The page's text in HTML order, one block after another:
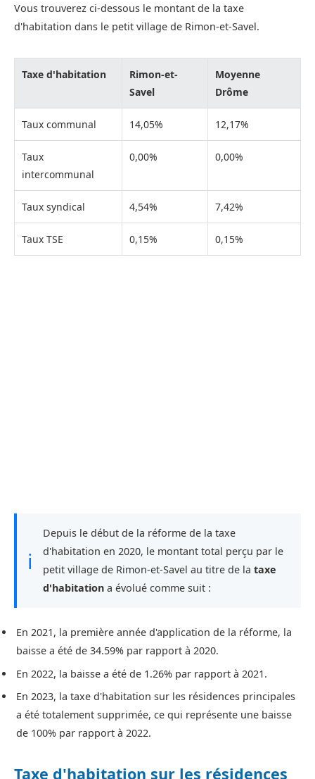
Vous trouverez ci-dessous le montant de la taxe
d'habitation dans le petit village de Rimon-et-Savel.
Taxe d'habitation
Rimon-et-
Savel
Moyenne
Drôme
Taux communal 14,05% 12,17%
Taux
intercommunal
0,00% 0,00%
Taux syndical 4,54% 7,42%
Taux TSE 0,15% 0,15%
ℹ
Depuis le début de la réforme de la taxe
d'habitation en 2020, le montant total perçu par le
petit village de Rimon-et-Savel au titre de la taxe
d'habitation a évolué comme suit :
En 2021, la première année d'application de la réforme, la
baisse a été de 34.59% par rapport à 2020.
En 2022, la baisse a été de 1.26% par rapport à 2021.
En 2023, la taxe d'habitation sur les résidences principales
a été totalement supprimée, ce qui représente une baisse
de 100% par rapport à 2022.
Taxe d'habitation sur les résidences